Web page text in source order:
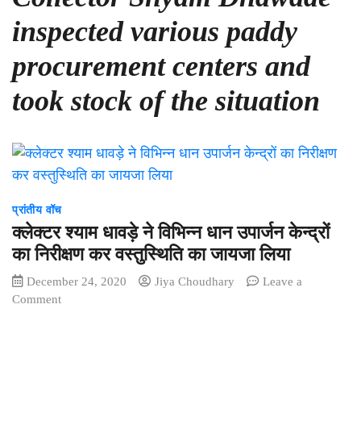
inspected various paddy
procurement centers and
took stock of the situation
प्रांतीय वॉच
क्लेक्टर श्याम धावड़े ने विभिन्न धान उपार्जन केन्द्रों
का निरीक्षण कर वस्तुस्थिति का जायजा लिया
December 24, 2020 Jiya Choudhary
Leave a
Commenton